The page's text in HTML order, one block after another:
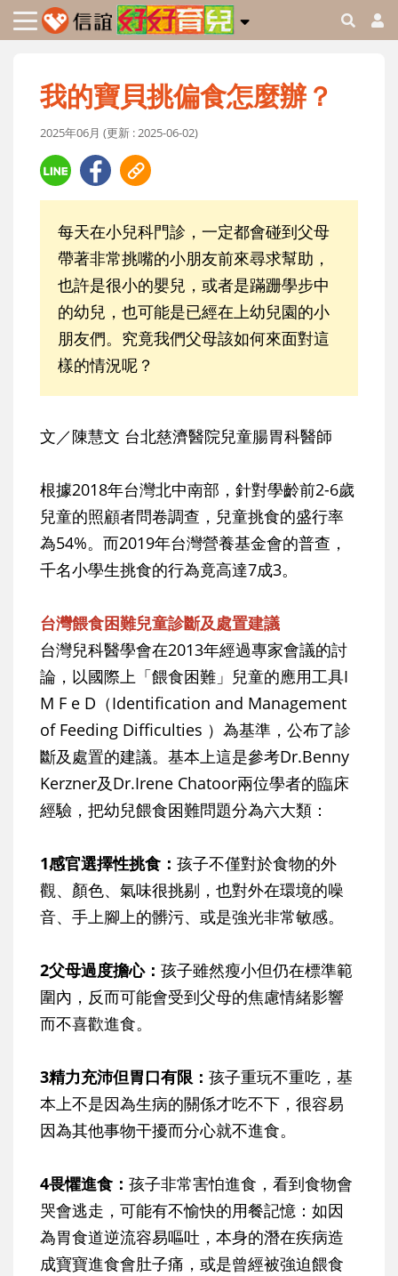
我的寶貝挑偏食怎麼辦？
2025年06月 (更新 : 2025-06-02)
每天在小兒科門診，一定都會碰到父母
帶著非常挑嘴的小朋友前來尋求幫助，
也許是很小的嬰兒，或者是蹣跚學步中
的幼兒，也可能是已經在上幼兒園的小
朋友們。究竟我們父母該如何來面對這
樣的情況呢？
文／陳慧文 台北慈濟醫院兒童腸胃科醫師
根據2018年台灣北中南部，針對學齡前2-6歲
兒童的照顧者問卷調查，兒童挑食的盛行率
為54%。而2019年台灣營養基金會的普查，
千名小學生挑食的行為竟高達7成3。
台灣餵食困難兒童診斷及處置建議
台灣兒科醫學會在2013年經過專家會議的討
論，以國際上「餵食困難」兒童的應用工具I
M F e D（Identification and Management
of Feeding Difficulties ）為基準，公布了診
斷及處置的建議。基本上這是參考Dr.Benny
Kerzner及Dr.Irene Chatoor兩位學者的臨床
經驗，把幼兒餵食困難問題分為六大類：
1感官選擇性挑食： 孩子不僅對於食物的外
觀、顏色、氣味很挑剔，也對外在環境的噪
音、手上腳上的髒污、或是強光非常敏感。
2父母過度擔心： 孩子雖然瘦小但仍在標準範
圍內，反而可能會受到父母的焦慮情緒影響
而不喜歡進食。
3精力充沛但胃口有限： 孩子重玩不重吃，基
本上不是因為生病的關係才吃不下，很容易
因為其他事物干擾而分心就不進食。
4畏懼進食： 孩子非常害怕進食，看到食物會
哭會逃走，可能有不愉快的用餐記憶：如因
為胃食道逆流容易嘔吐，本身的潛在疾病造
成寶寶進食會肚子痛，或是曾經被強迫餵食